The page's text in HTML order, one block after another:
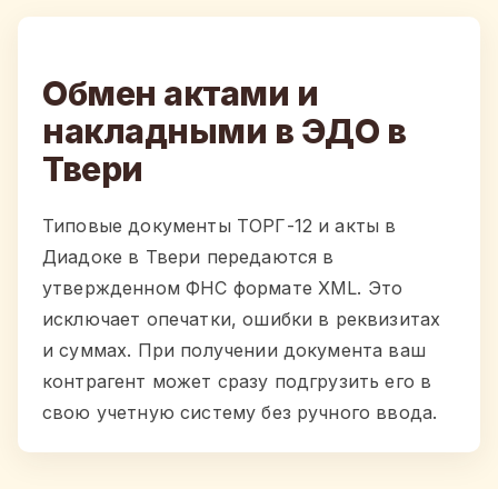
Обмен актами и
накладными в ЭДО в
Твери
Типовые документы ТОРГ-12 и акты в
Диадоке в Твери передаются в
утвержденном ФНС формате XML. Это
исключает опечатки, ошибки в реквизитах
и суммах. При получении документа ваш
контрагент может сразу подгрузить его в
свою учетную систему без ручного ввода.